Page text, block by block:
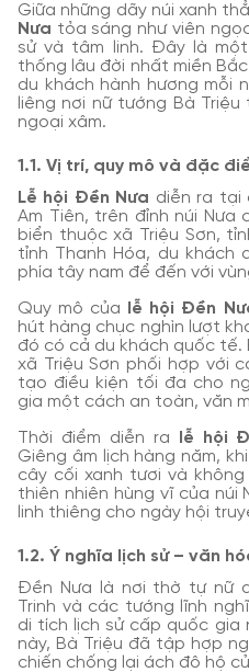
Giữa những dãy núi xanh
Nưa tỏa sáng như viên
sử và tâm linh. Đây là
thống lâu đời nhất miền
du khách hành hương mỗi
liêng nơi nữ tướng Bà
ngoại xâm.
1.1. Vị trí, quy mô và đặc
Lễ hội Đền Nưa diễn ra tại
Am Tiên, trên đỉnh núi Nưa
biển thuộc xã Triệu Sơn,
tỉnh Thanh Hóa, du khách
phía tây nam để đến với
Quy mô của
lễ hội Đền
hút hàng chục nghìn lượt
đó có cả du khách quốc tế.
xã Triệu Sơn phối hợp với
tạo điều kiện tối đa cho
gia một cách an toàn, văn
Thời điểm diễn ra lễ hội
Giêng âm lịch hàng năm,
cây cối xanh tươi và
thiên nhiên hùng vĩ của núi
linh thiêng cho ngày hội
1.2. Ý nghĩa lịch sử – văn
Đền Nưa là nơi thờ tự nữ
Trinh và các tướng lĩnh
di tích lịch sử cấp quốc gia
này, Bà Triệu đã tập hợp
chiến chống lại ách đô hộ